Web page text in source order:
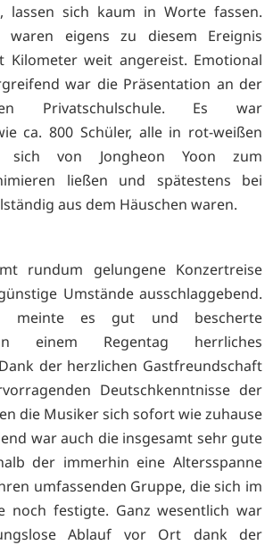
lassen sich kaum in Worte fassen.
waren eigens zu diesem Ereignis
Kilometer weit angereist. Emotional
war die Präsentation an der
Privatschulschule. Es war
ca. 800 Schüler, alle in rot-weißen
sich von Jongheon Yoon zum
ließen und spätestens bei
aus dem Häuschen waren.
rundum gelungene Konzertreise
Umstände ausschlaggebend.
meinte es gut und bescherte
einem Regentag herrliches
der herzlichen Gastfreundschaft
Deutschkenntnisse der
die Musiker sich sofort wie zuhause
war auch die insgesamt sehr gute
der immerhin eine Altersspanne
umfassenden Gruppe, die sich im
noch festigte. Ganz wesentlich war
Ablauf vor Ort dank der